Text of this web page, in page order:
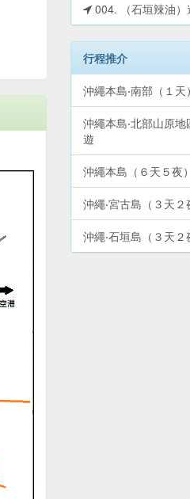
004. （石垣辣油）
行程推介
沖繩本島‧南部（１天
沖繩本島‧北部山原
遊
沖繩本島（６天５夜
沖繩‧宮古島（３天
沖繩‧石垣島（３天